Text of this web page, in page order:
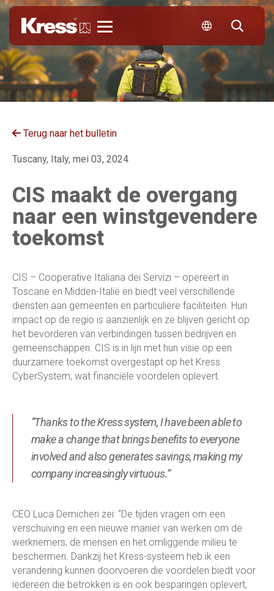
Terug naar het bulletin
Tuscany, Italy, mei 03, 2024
CIS maakt de overgang
naar een winstgevendere
toekomst
CIS – Cooperative Italiana dei Servizi – opereert in
Toscane en Midden-Italië en biedt veel verschillende
diensten aan gemeenten en particuliere faciliteiten. Hun
impact op de regio is aanzienlijk en ze blijven gericht op
het bevorderen van verbindingen tussen bedrijven en
gemeenschappen. CIS is in lijn met hun visie op een
duurzamere toekomst overgestapt op het Kress
CyberSystem, wat financiële voordelen oplevert.
“Thanks to the Kress system, I have been able to
make a change that brings benefits to everyone
involved and also generates savings, making my
company increasingly virtuous.”
CEO Luca Demicheri zei: “De tijden vragen om een
verschuiving en een nieuwe manier van werken om de
werknemers, de mensen en het omliggende milieu te
beschermen. Dankzij het Kress-systeem heb ik een
verandering kunnen doorvoeren die voordelen biedt voor
iedereen die betrokken is en ook besparingen oplevert,